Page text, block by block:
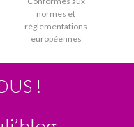
normes et
réglementations
européennes
!